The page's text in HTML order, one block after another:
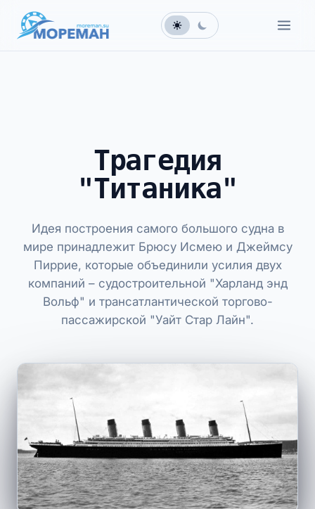
Трагедия
"Титаника"
Идея построения самого большого судна в
мире принадлежит Брюсу Исмею и Джеймсу
Пиррие, которые объединили усилия двух
компаний – судостроительной "Харланд энд
Вольф" и трансатлантической торгово-
пассажирской "Уайт Стар Лайн".